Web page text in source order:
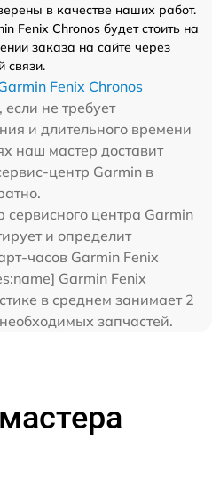
в качестве наших работ.
Fenix Chronos будет стоить на
заказа на сайте через
связи.
Fenix Chronos
не требует
и длительного времени
наш мастер доставит
центр Garmin в
центра Garmin
и определит
часов Garmin Fenix
Garmin Fenix
в среднем занимает 2
запчастей.